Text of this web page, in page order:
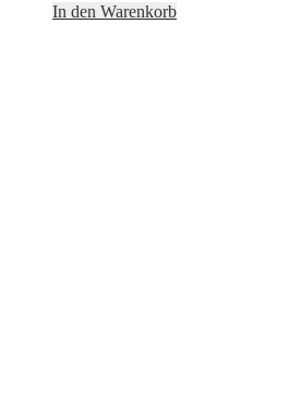
In den Warenkorb